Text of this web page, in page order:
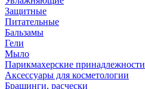
Защитные
Питательные
Бальзамы
Гели
Мыло
Парикмахерские принадлежности
Аксессуары для косметологии
Брашинги, расчески